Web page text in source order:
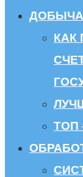
ДОБЫЧА
КАК
ТОП